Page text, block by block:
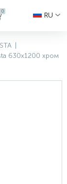
0
RU
630х1200 хром